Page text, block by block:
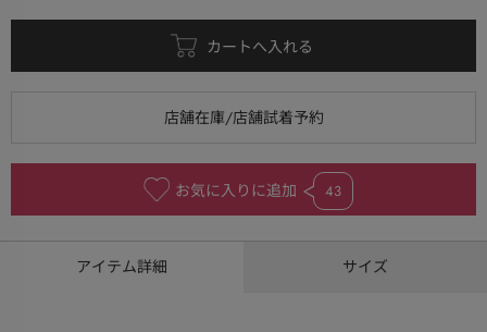
お気に入りに追加 43
アイテム詳細 サイズ